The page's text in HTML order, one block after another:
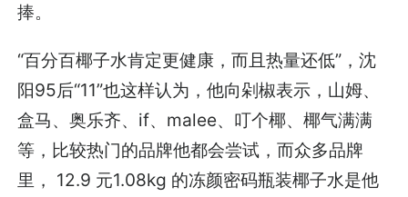
捧。
“百分百椰子水肯定更健康，而且热量还低”，沈
阳95后“11”也这样认为，他向剁椒表示，山姆、
盒马、奥乐齐、if、malee、叮个椰、椰气满满
等，比较热门的品牌他都会尝试，而众多品牌
里， 12.9 元1.08kg 的冻颜密码瓶装椰子水是他